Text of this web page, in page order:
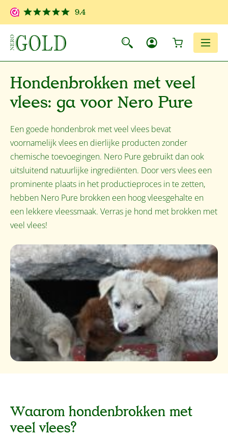
Ga naar de hoofdinhoud
9.4
Hondenbrokken met veel
vlees: ga voor Nero Pure
Een goede hondenbrok met veel vlees bevat
voornamelijk vlees en dierlijke producten zonder
chemische toevoegingen. Nero Pure gebruikt dan ook
uitsluitend natuurlijke ingrediënten. Door vers vlees een
prominente plaats in het productieproces in te zetten,
hebben Nero Pure brokken een hoog vleesgehalte en
een lekkere vleessmaak. Verras je hond met brokken met
veel vlees!
Waarom hondenbrokken met
veel vlees?